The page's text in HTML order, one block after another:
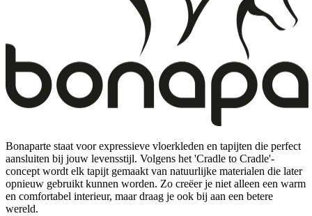
Bonaparte staat voor expressieve vloerkleden en tapijten die perfect
aansluiten bij jouw levensstijl. Volgens het 'Cradle to Cradle'-
concept wordt elk tapijt gemaakt van natuurlijke materialen die later
opnieuw gebruikt kunnen worden. Zo creëer je niet alleen een warm
en comfortabel interieur, maar draag je ook bij aan een betere
wereld.